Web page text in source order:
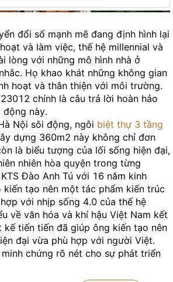
đổi số mạnh mẽ đang định hình lại
và làm việc, thế hệ millennial và
lòng với những mô hình nhà ở
Họ khao khát những không gian
hoạt và thân thiện với môi trường.
chính là câu trả lời hoàn hảo
động này.
Nội sôi động, ngôi biệt thự 3 tầng
dựng 360m2 này không chỉ đơn
là biểu tượng của lối sống hiện đại,
nhiên hòa quyện trong từng
Đào Anh Tú với 16 năm kinh
kiến tạo nên một tác phẩm kiến trúc
với nhịp sống 4.0 của thế hệ
về văn hóa và khí hậu Việt Nam kết
tiến tiến đã giúp ông kiến tạo nên
đại vừa phù hợp với người Việt.
minh chứng rõ nét cho sự phát triển
ngôi biệt thự này tối ưu hóa